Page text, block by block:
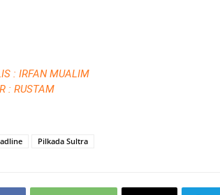
: IRFAN MUALIM
: RUSTAM
Pilkada Sultra